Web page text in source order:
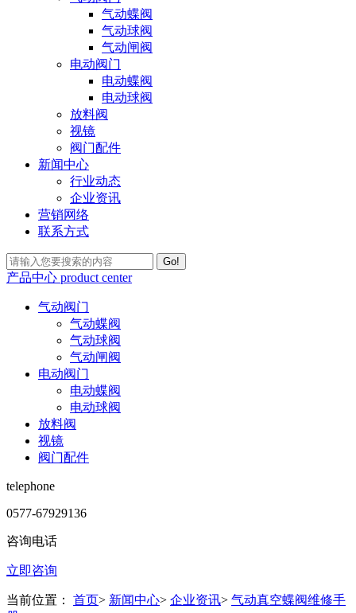
气动蝶阀
气动球阀
气动闸阀
电动阀门
电动蝶阀
电动球阀
放料阀
视镜
阀门配件
新闻中心
行业动态
企业资讯
营销网络
联系方式
Go!
产品中心 product center
气动阀门
气动蝶阀
气动球阀
气动闸阀
电动阀门
电动蝶阀
电动球阀
放料阀
视镜
阀门配件
telephone
0577-67929136
咨询电话
立即咨询
当前位置： 首页> 新闻中心> 企业资讯> 气动真空蝶阀维修手